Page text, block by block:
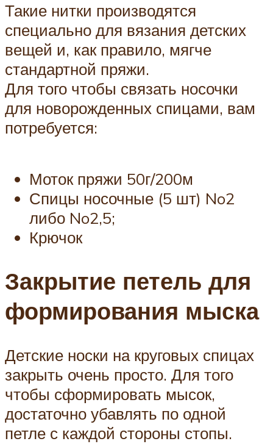
Такие нитки производятся
специально для вязания детских
вещей и, как правило, мягче
стандартной пряжи.
Для того чтобы связать носочки
для новорожденных спицами, вам
потребуется:
Моток пряжи 50г/200м
Спицы носочные (5 шт) No2
либо No2,5;
Крючок
Закрытие петель для
формирования мыска
Детские носки на круговых спицах
закрыть очень просто. Для того
чтобы сформировать мысок,
достаточно убавлять по одной
петле с каждой стороны стопы.